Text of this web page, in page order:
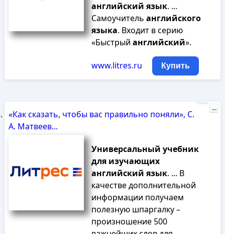
английский язык. ...
Самоучитель английского
языка. Входит в серию
«Быстрый английский».
www.litres.ru Купить
«Как сказать, чтобы вас правильно поняли», С.
А. Матвеев...
Универсальный учебник
для изучающих
английский язык. ... В
качестве дополнительной
информации получаем
полезную шпаргалку –
произношение 500
Реклама
...